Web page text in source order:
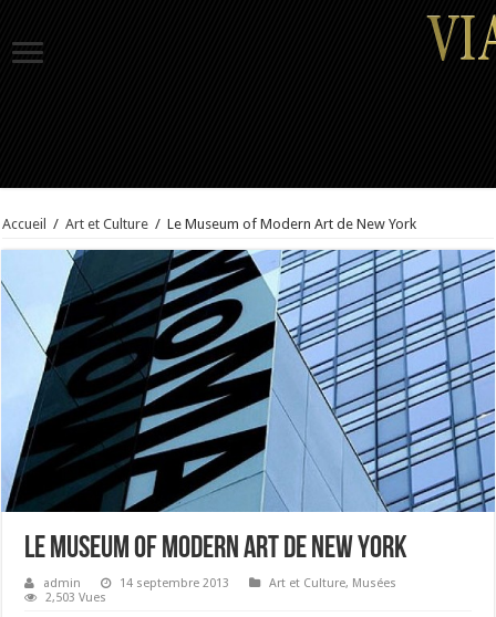
Accueil / Art et Culture / Le Museum of Modern Art de New York
Le Museum of Modern Art de New York
admin 14 septembre 2013 Art et Culture, Musées
2,503 Vues